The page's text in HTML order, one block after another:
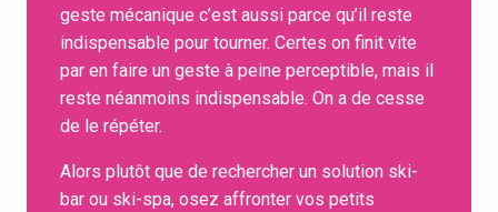
geste mécanique c’est aussi parce qu’il reste
indispensable pour tourner. Certes on finit vite
par en faire un geste à peine perceptible, mais il
reste néanmoins indispensable. On a de cesse
de le répéter.
Alors plutôt que de rechercher un solution ski-
bar ou ski-spa, osez affronter vos petits